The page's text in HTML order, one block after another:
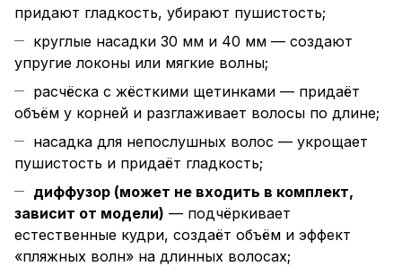
придают гладкость, убирают пушистость;
круглые насадки 30 мм и 40 мм — создают
упругие локоны или мягкие волны;
расчёска с жёсткими щетинками — придаёт
объём у корней и разглаживает волосы по длине;
насадка для непослушных волос — укрощает
пушистость и придаёт гладкость;
диффузор (может не входить в комплект,
зависит от модели) — подчёркивает
естественные кудри, создаёт объём и эффект
«пляжных волн» на длинных волосах;